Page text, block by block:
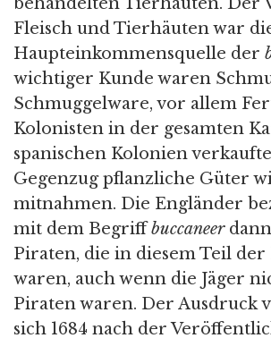
Fleisch und Tierhäuten war
Haupteinkommensquelle der
wichtiger Kunde waren
Schmuggelware, vor allem
Kolonisten in der gesamten
spanischen Kolonien
Gegenzug pflanzliche Güter
mitnahmen. Die Engländer
mit dem Begriffbuccaneer
Piraten, die in diesem Teil
waren, auch wenn die Jäger
Piraten waren. Der Ausdruck
sich 1684 nach der